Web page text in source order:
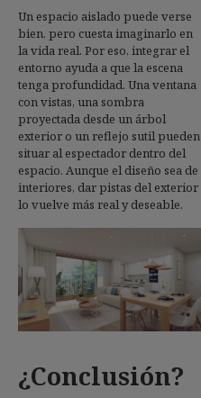
Un espacio aislado puede verse
bien, pero cuesta imaginarlo en
la vida real. Por eso, integrar el
entorno ayuda a que la escena
tenga profundidad. Una ventana
con vistas, una sombra
proyectada desde un árbol
exterior o un reflejo sutil pueden
situar al espectador dentro del
espacio. Aunque el diseño sea de
interiores, dar pistas del exterior
lo vuelve más real y deseable.
¿Conclusión?